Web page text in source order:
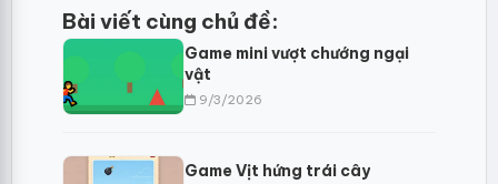
Bài viết cùng chủ đề:
Game mini vượt chướng ngại
vật
9/3/2026
Game Vịt hứng trái cây